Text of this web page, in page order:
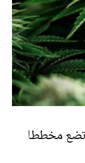
تضع مخططا